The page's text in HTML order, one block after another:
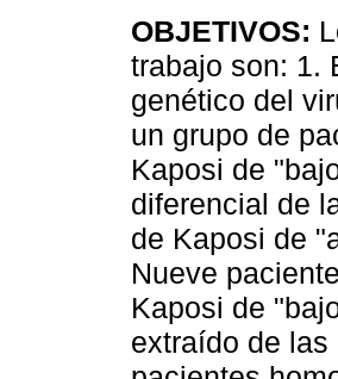
OBJETIVOS:
trabajo son: 1.
genético del
un grupo de
Kaposi de
diferencial de
de Kaposi de
Nueve
Kaposi de
extraído de